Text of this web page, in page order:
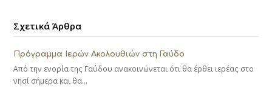
Σχετικά Άρθρα
Πρόγραμμα Ιερών Ακολουθιών στη Γαύδο
Από την ενορία της Γαύδου ανακοινώνεται ότι θα έρθει ιερέας στο
νησί σήμερα και θα…